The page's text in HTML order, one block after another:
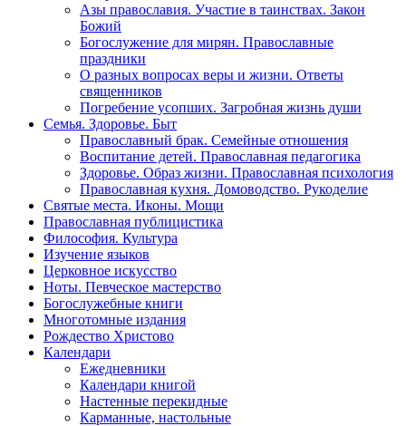
Азы православия. Участие в таинствах. Закон
Божий
Богослужение для мирян. Православные
праздники
О разных вопросах веры и жизни. Ответы
священников
Погребение усопших. Загробная жизнь души
Семья. Здоровье. Быт
Православный брак. Семейные отношения
Воспитание детей. Православная педагогика
Здоровье. Образ жизни. Православная психология
Православная кухня. Домоводство. Рукоделие
Святые места. Иконы. Мощи
Православная публицистика
Философия. Культура
Изучение языков
Церковное искусство
Ноты. Певческое мастерство
Богослужебные книги
Многотомные издания
Рождество Христово
Календари
Ежедневники
Календари книгой
Настенные перекидные
Карманные, настольные